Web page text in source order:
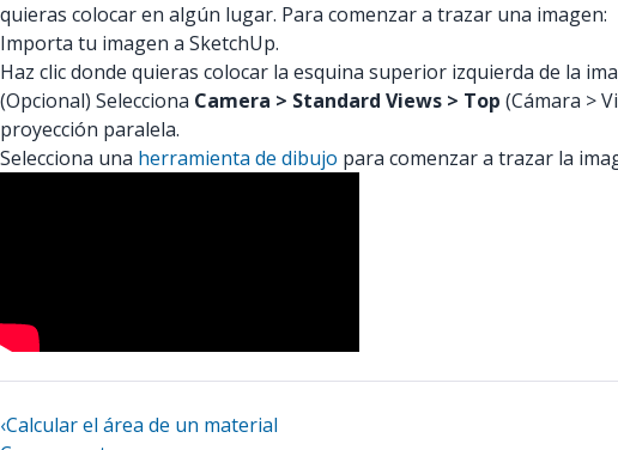
quieras colocar en algún lugar. Para comenzar a trazar una imagen:
Importa tu imagen a SketchUp.
Haz clic donde quieras colocar la esquina superior izquierda de la
(Opcional) Selecciona Camera > Standard Views > Top (Cámara >
proyección paralela.
Selecciona una herramienta de dibujo para comenzar a trazar la
‹Calcular el área de un material